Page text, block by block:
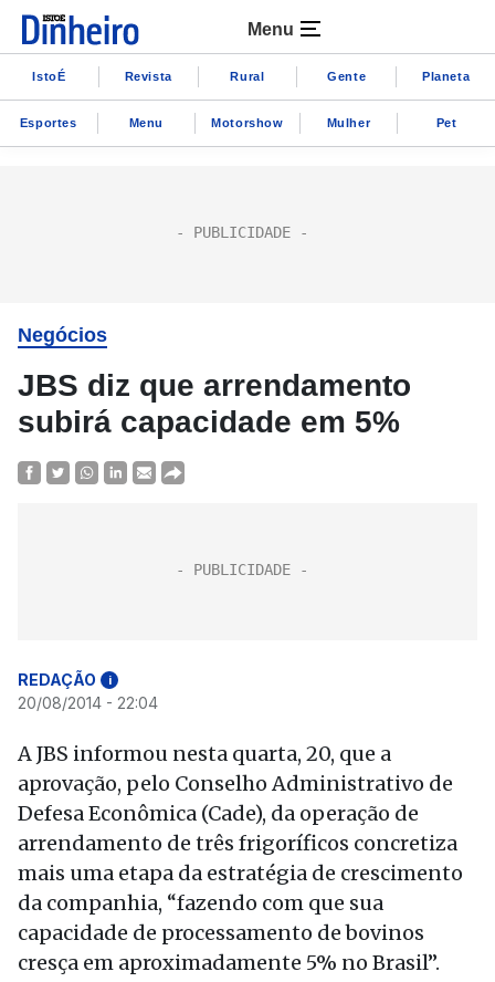
Menu
IstoÉ Revista Rural Gente Planeta
Esportes Menu Motorshow Mulher Pet
Negócios
JBS diz que arrendamento
subirá capacidade em 5%
REDAÇÃO i
20/08/2014 - 22:04
A JBS informou nesta quarta, 20, que a
aprovação, pelo Conselho Administrativo de
Defesa Econômica (Cade), da operação de
arrendamento de três frigoríficos concretiza
mais uma etapa da estratégia de crescimento
da companhia, “fazendo com que sua
capacidade de processamento de bovinos
cresça em aproximadamente 5% no Brasil”.